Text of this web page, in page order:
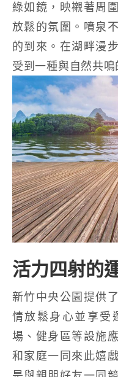
綠如鏡，映襯著周
放鬆的氛圍。噴泉
的到來。在湖畔漫
受到一種與自然共鳴
活力四射的
新竹中央公園提供
情放鬆身心並享受
場、健身區等設施
和家庭一同來此嬉